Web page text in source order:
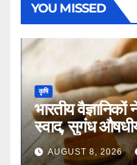
YOU MISSED
कृषि
भारतीय
स्वाद, सुगंध
यात्रा का राज
AUGUST 8, 2026